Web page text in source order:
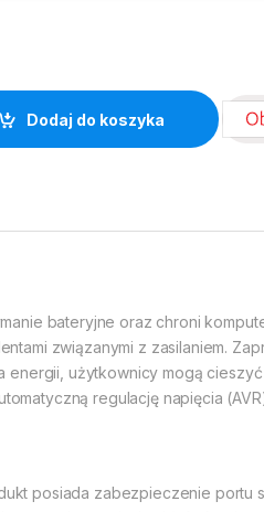
UPS Value Pro 1600VA
Dodaj do koszyka
bateryjne oraz chroni
związanymi z zasilaniem.
energii, użytkownicy mogą
regulację napięcia
posiada zabezpieczenie portu